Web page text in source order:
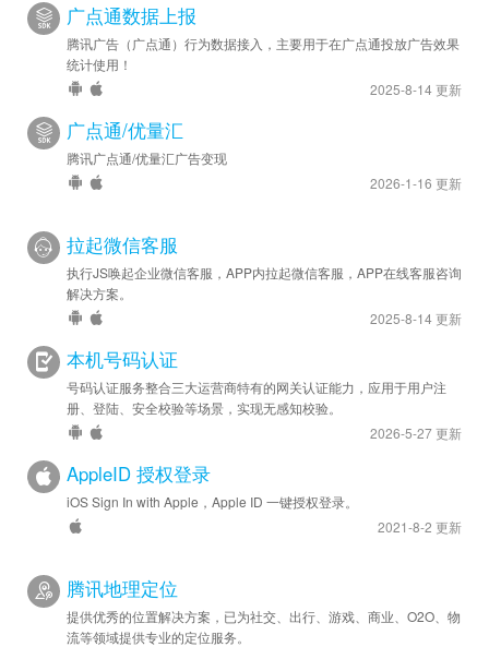
广点通数据上报
腾讯广告（广点通）行为数据接入，主要用于在广点通投放广告效果
统计使用！
2025-8-14 更新
广点通/优量汇
腾讯广点通/优量汇广告变现
2026-1-16 更新
拉起微信客服
执行JS唤起企业微信客服，APP内拉起微信客服，APP在线客服咨询
解决方案。
2025-8-14 更新
本机号码认证
号码认证服务整合三大运营商特有的网关认证能力，应用于用户注
册、登陆、安全校验等场景，实现无感知校验。
2026-5-27 更新
AppleID 授权登录
iOS Sign In with Apple，Apple ID 一键授权登录。
2021-8-2 更新
腾讯地理定位
提供优秀的位置解决方案，已为社交、出行、游戏、商业、O2O、物
流等领域提供专业的定位服务。